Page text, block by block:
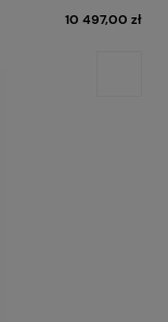
10 497,00 zł